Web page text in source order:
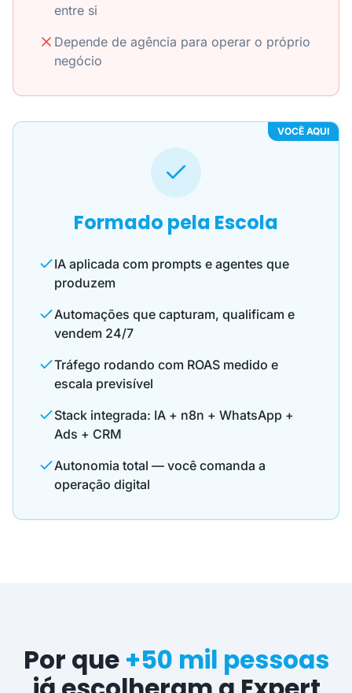
entre si
Depende de agência para operar o próprio
negócio
VOCÊ AQUI
Formado pela Escola
IA aplicada com prompts e agentes que
produzem
Automações que capturam, qualificam e
vendem 24/7
Tráfego rodando com ROAS medido e
escala previsível
Stack integrada: IA + n8n + WhatsApp +
Ads + CRM
Autonomia total — você comanda a
operação digital
Por que +50 mil pessoas